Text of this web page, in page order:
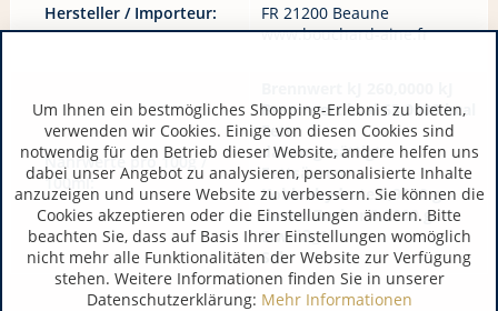
Hersteller / Importeur:
FR 21200 Beaune
www.bouchard-aine.fr
Nährwerte pro 100g /
100ml:
Brennwert kcal 63,0000 kcal
Fett
davon gesättigte
Fettsäuren
Kohlenhydrate 0,9000 g
davon Zucker 0,2000 g
Eiweiß_1
Salz
Um Ihnen ein bestmögliches Shopping-Erlebnis zu bieten,
verwenden wir Cookies. Einige von diesen Cookies sind
notwendig für den Betrieb dieser Website, andere helfen uns
dabei unser Angebot zu analysieren, personalisierte Inhalte
anzuzeigen und unsere Website zu verbessern. Sie können die
Cookies akzeptieren oder die Einstellungen ändern. Bitte
beachten Sie, dass auf Basis Ihrer Einstellungen womöglich
nicht mehr alle Funktionalitäten der Website zur Verfügung
stehen. Weitere Informationen finden Sie in unserer
Datenschutzerklärung: Mehr Informationen